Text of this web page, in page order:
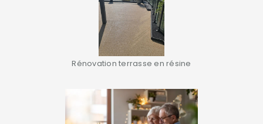
Rénovation terrasse en résine